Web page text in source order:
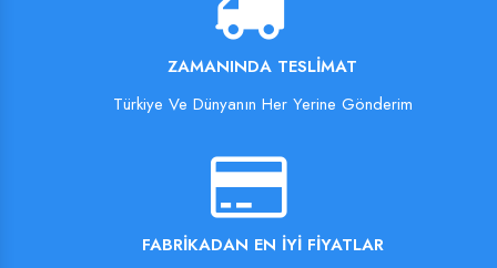
ZAMANINDA TESLIMAT
Türkiye Ve Dünyanın Her Yerine Gönderim
FABRIKADAN EN İYI FIYATLAR